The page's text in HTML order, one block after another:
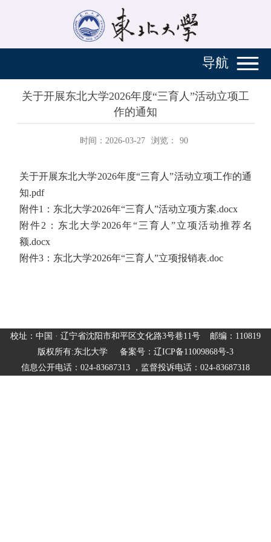
导航
关于开展东北大学2026年度“三育人”活动立项工
作的通知
时间：2026-03-27 浏览： 90
关于开展东北大学2026年度“三育人”活动立项工作的通
知.pdf
附件1：东北大学2026年“三育人”活动立项方案.docx
附件2：东北大学2026年“三育人”立项活动推荐名
额.docx
附件3：东北大学2026年“三育人”立项报销表.doc
校址：中国 · 辽宁省沈阳市和平区文化路3号巷11号 邮编：110819
版权所有:东北大学 备案号：辽ICP备11009868号-3
信息公开电话：024-83687313 ，监督投诉电话：024-83687318